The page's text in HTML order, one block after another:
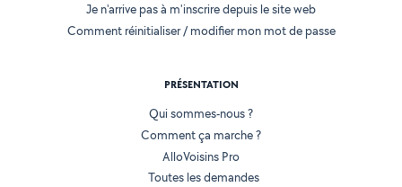
Je n'arrive pas à m'inscrire depuis le site web
Comment réinitialiser / modifier mon mot de passe
PRÉSENTATION
Qui sommes-nous ?
Comment ça marche ?
AlloVoisins Pro
Toutes les demandes